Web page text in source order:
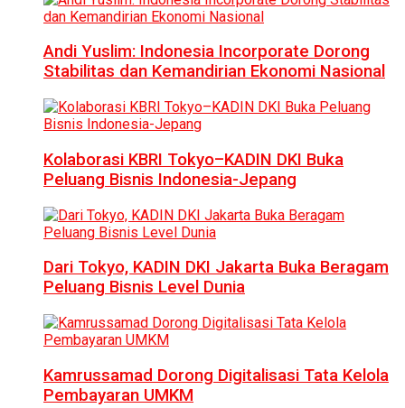
Andi Yuslim: Indonesia Incorporate Dorong
Stabilitas dan Kemandirian Ekonomi Nasional
Kolaborasi KBRI Tokyo–KADIN DKI Buka
Peluang Bisnis Indonesia-Jepang
Dari Tokyo, KADIN DKI Jakarta Buka Beragam
Peluang Bisnis Level Dunia
Kamrussamad Dorong Digitalisasi Tata Kelola
Pembayaran UMKM